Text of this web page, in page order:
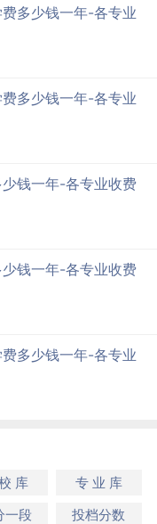
多少钱一年-各专业
多少钱一年-各专业
钱一年-各专业收费
钱一年-各专业收费
多少钱一年-各专业
库
专 业 库
一段 投档分数